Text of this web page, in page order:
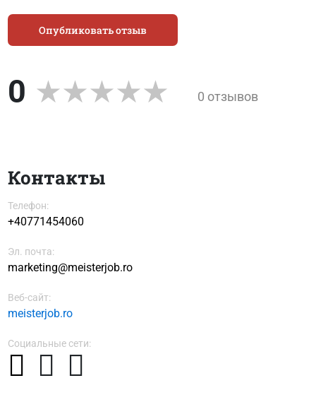
Опубликовать отзыв
0 0 отзывов
Контакты
Телефон:
+40771454060
Эл. почта:
marketing@meisterjob.ro
Веб-сайт:
meisterjob.ro
Социальные сети: